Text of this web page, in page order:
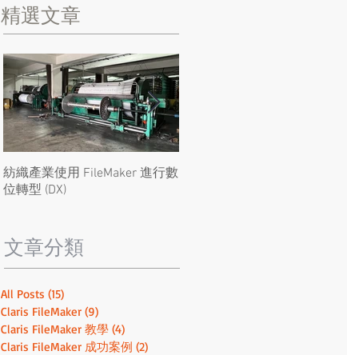
精選文章
紡織產業使用 FileMaker 進行數
位轉型 (DX)
​文章分類
All Posts (15)
Claris FileMaker (9)
Claris FileMaker 教學 (4)
Claris FileMaker 成功案例 (2)